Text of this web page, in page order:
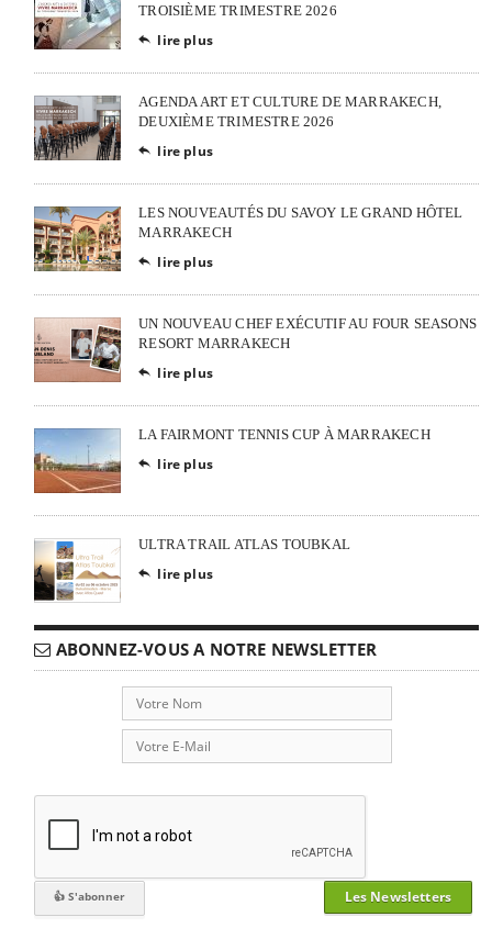
TROISIÈME TRIMESTRE 2026
 lire plus
AGENDA ART ET CULTURE DE MARRAKECH,
DEUXIÈME TRIMESTRE 2026
 lire plus
LES NOUVEAUTÉS DU SAVOY LE GRAND HÔTEL
MARRAKECH
 lire plus
UN NOUVEAU CHEF EXÉCUTIF AU FOUR SEASONS
RESORT MARRAKECH
 lire plus
LA FAIRMONT TENNIS CUP À MARRAKECH
 lire plus
ULTRA TRAIL ATLAS TOUBKAL
 lire plus
ABONNEZ-VOUS A NOTRE NEWSLETTER
Les Newsletters